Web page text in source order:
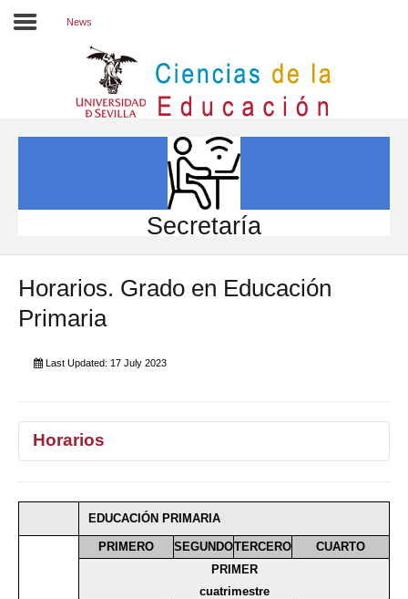
INVESTIGACIÓN
INTERNACIONAL
Directorio FCCE
News
Secretaría
Horarios. Grado en Educación
Primaria
Last Updated: 17 July 2023
Horarios
Selecciona curso
EDUCACIÓN PRIMARIA
PRIMERO SEGUNDOTERCERO
CUARTO
PRIMER
cuatrimestre